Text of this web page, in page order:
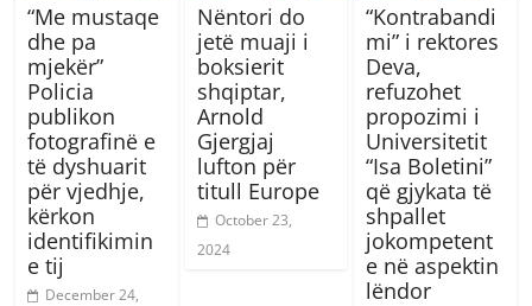
“Me mustaqe
dhe pa
mjekër”
Policia
publikon
fotografinë e
të dyshuarit
për vjedhje,
kërkon
identifikimin
e tij
December 24,
Nëntori do
jetë muaji i
boksierit
shqiptar,
Arnold
Gjergjaj
lufton për
titull Europe
October 23,
2024
“Kontrabandi
mi” i rektores
Deva,
refuzohet
propozimi i
Universitetit
“Isa Boletini”
që gjykata të
shpallet
jokompetent
e në aspektin
lëndor